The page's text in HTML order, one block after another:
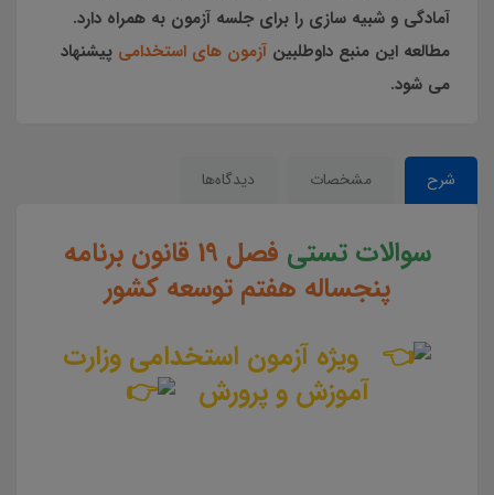
آمادگی و شبیه سازی را برای جلسه آزمون به همراه دارد.
مطالعه این منبع داوطلبین آزمون های استخدامی پیشنهاد
می شود.
شرح مشخصات دیدگاه‌ها
سوالات تستی
فصل 19 قانون برنامه
پنجساله هفتم توسعه کشور
ویژه آزمون استخدامی وزارت
آموزش و پرورش